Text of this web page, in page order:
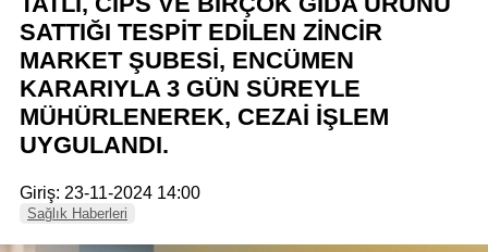
SATTIĞI TESPİT EDİLEN ZİNCİR
MARKET ŞUBESİ, ENCÜMEN
KARARIYLA 3 GÜN SÜREYLE
MÜHÜRLENEREK, CEZAİ İŞLEM
UYGULANDI.
Giriş: 23-11-2024 14:00
Sağlık Haberleri